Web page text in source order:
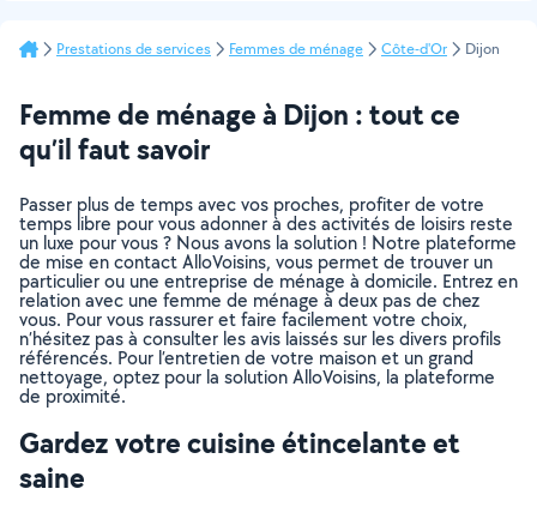
Prestations de services Femmes de ménage Côte-d'Or Dijon
Femme de ménage à Dijon : tout ce
qu’il faut savoir
Passer plus de temps avec vos proches, profiter de votre
temps libre pour vous adonner à des activités de loisirs reste
un luxe pour vous ? Nous avons la solution ! Notre plateforme
de mise en contact AlloVoisins, vous permet de trouver un
particulier ou une entreprise de ménage à domicile. Entrez en
relation avec une femme de ménage à deux pas de chez
vous. Pour vous rassurer et faire facilement votre choix,
n’hésitez pas à consulter les avis laissés sur les divers profils
référencés. Pour l’entretien de votre maison et un grand
nettoyage, optez pour la solution AlloVoisins, la plateforme
de proximité.
Gardez votre cuisine étincelante et
saine